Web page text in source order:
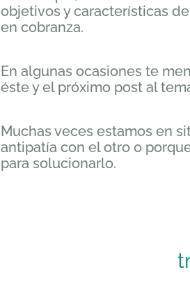
objetivos y características
en cobranza.
En algunas ocasiones te
éste y el próximo post al
Muchas veces estamos en
antipatía con el otro o
para solucionarlo.